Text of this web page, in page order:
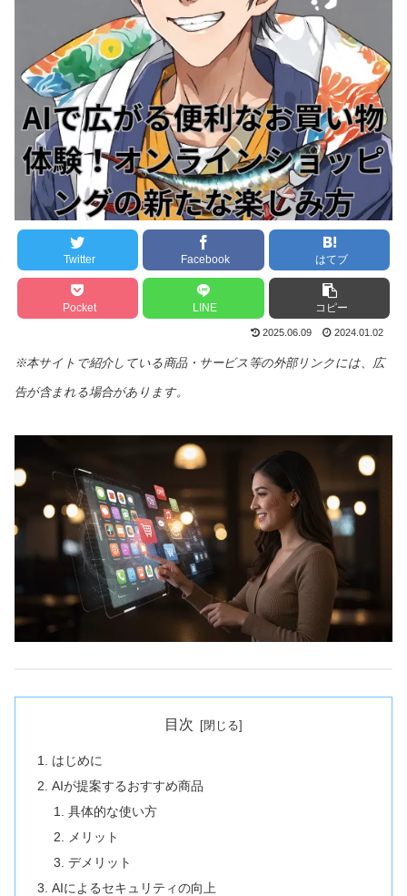
Twitter Facebook はてブ
Pocket LINE コピー
2025.06.09 2024.01.02
※本サイトで紹介している商品・サービス等の外部リンクには、広
告が含まれる場合があります。
目次
はじめに
AIが提案するおすすめ商品
具体的な使い方
メリット
デメリット
AIによるセキュリティの向上